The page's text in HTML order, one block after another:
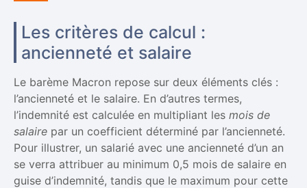
Les critères de calcul :
ancienneté et salaire
Le barème Macron repose sur deux éléments clés :
l’ancienneté et le salaire. En d’autres termes,
l’indemnité est calculée en multipliant les mois de
salaire par un coefficient déterminé par l’ancienneté.
Pour illustrer, un salarié avec une ancienneté d’un an
se verra attribuer au minimum 0,5 mois de salaire en
guise d’indemnité, tandis que le maximum pour cette